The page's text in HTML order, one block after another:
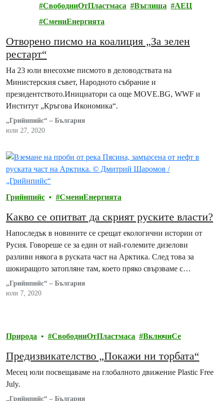
СвободниОтПластмаса Въглища
АЕЦ
СмениЕнергията
Отворено писмо на коалиция „За зелен
рестарт“
На 23 юли внесохме писмото в деловодствата на
Министерския съвет, Народното събрание и
президентството.Инициатори са още MOVE.BG, WWF и
Институт „Кръгова Икономика“.
„Грийнпийс“ – България
юли 27, 2020
Грийнпийс СмениЕнергията
Какво се опитват да скрият руските власти?
Напоследък в новините се срещат екологични истории от
Русия. Говореше се за един от най-големите дизелови
разливи някога в руската част на Арктика. След това за
шокиращото затопляне там, което пряко свързваме с
климатичните промени, причинени от горенето на
изкопаеми горива. Сега – за пореден път, както се случва
„Грийнпийс“ – България
юли 7, 2020
Природа СвободниОтПластмаса ВключиСе
Предизвикателство „Покажи ни торбата“
Месец юли посвещаваме на глобалното движение Plastic Free
July.
„Грийнпийс“ – България